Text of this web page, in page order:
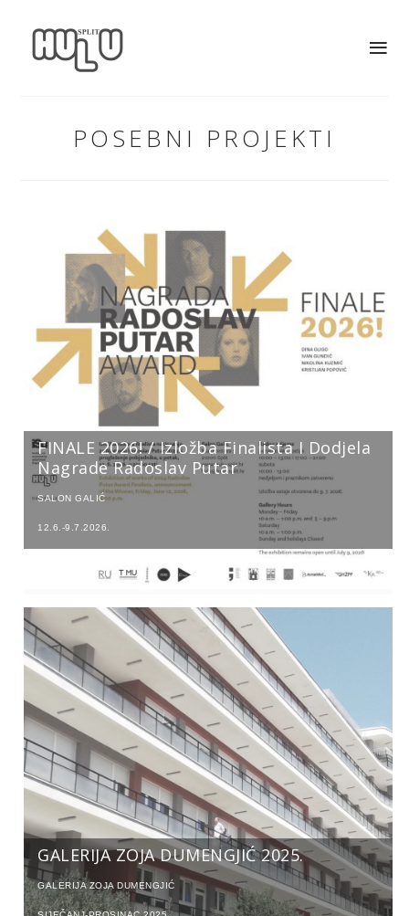
POSEBNI PROJEKTI
FINALE 2026! / Izložba Finalista I Dodjela
Nagrade Radoslav Putar
SALON GALIĆ
12.6.-9.7.2026.
GALERIJA ZOJA DUMENGJIĆ 2025.
GALERIJA ZOJA DUMENGJIĆ